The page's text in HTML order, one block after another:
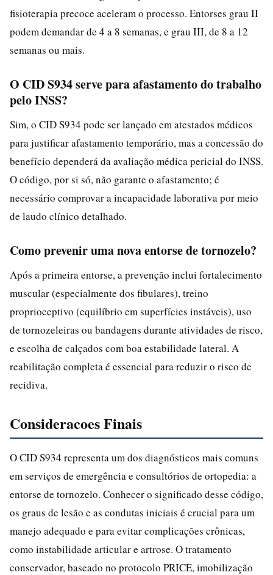
fisioterapia precoce aceleram o processo. Entorses grau II
podem demandar de 4 a 8 semanas, e grau III, de 8 a 12
semanas ou mais.
O CID S934 serve para afastamento do trabalho
pelo INSS?
Sim, o CID S934 pode ser lançado em atestados médicos
para justificar afastamento temporário, mas a concessão do
benefício dependerá da avaliação médica pericial do INSS.
O código, por si só, não garante o afastamento; é
necessário comprovar a incapacidade laborativa por meio
de laudo clínico detalhado.
Como prevenir uma nova entorse de tornozelo?
Após a primeira entorse, a prevenção inclui fortalecimento
muscular (especialmente dos fibulares), treino
proprioceptivo (equilíbrio em superfícies instáveis), uso
de tornozeleiras ou bandagens durante atividades de risco,
e escolha de calçados com boa estabilidade lateral. A
reabilitação completa é essencial para reduzir o risco de
recidiva.
Consideracoes Finais
O CID S934 representa um dos diagnósticos mais comuns
em serviços de emergência e consultórios de ortopedia: a
entorse de tornozelo. Conhecer o significado desse código,
os graus de lesão e as condutas iniciais é crucial para um
manejo adequado e para evitar complicações crônicas,
como instabilidade articular e artrose. O tratamento
conservador, baseado no protocolo PRICE, imobilização